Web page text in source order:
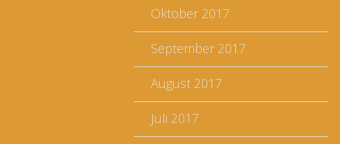
Oktober 2017
September 2017
August 2017
Juli 2017